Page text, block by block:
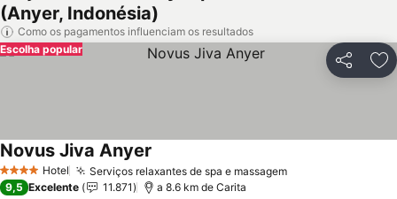
(Anyer, Indonésia)
Como os pagamentos influenciam os resultados
Partilhar
Escolha popular
4 EstrelasHotel Serviços relaxantes de spa e massagem
Novus Jiva Anyer
9,5 Excelente 11.871 a 8.6 km de Carita